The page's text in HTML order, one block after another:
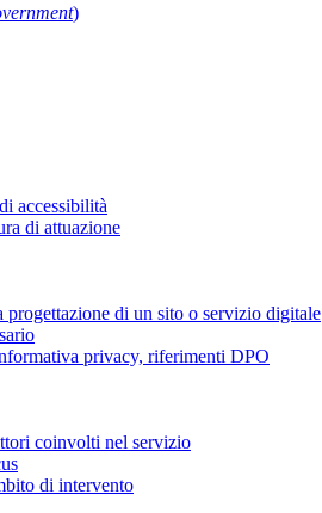
)
accessibilità
di attuazione
di un sito o servizio digitale
privacy, riferimenti DPO
coinvolti nel servizio
di intervento